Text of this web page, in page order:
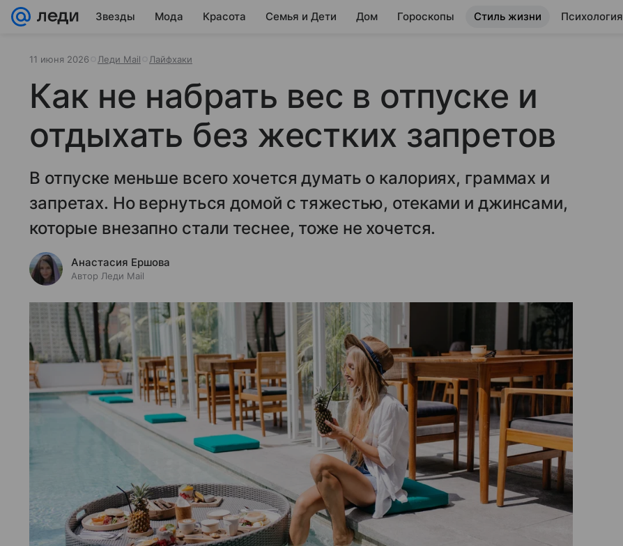
Звезды Мода Красота Семья и Дети Дом Гороскопы Стиль жизни Психология
11 июня 2026 Леди Mail Лайфхаки
Как не набрать вес в отпуске и
отдыхать без жестких запретов
В отпуске меньше всего хочется думать о калориях, граммах и
запретах. Но вернуться домой с тяжестью, отеками и джинсами,
которые внезапно стали теснее, тоже не хочется.
Анастасия Ершова
Автор Леди Mail